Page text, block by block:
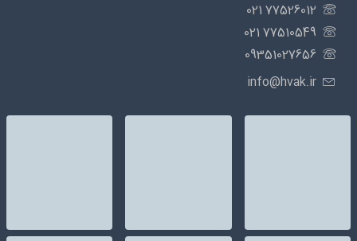
77526012 021
77510549 021
09351027656
info@hvak.ir